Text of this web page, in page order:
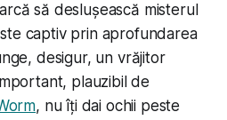
să deslușească misterul
captiv prin aprofundarea
desigur, un vrăjitor
plauzibil de
, nu îți dai ochii peste